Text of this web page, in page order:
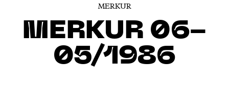
MERKUR
MERKUR 06-
05/1986